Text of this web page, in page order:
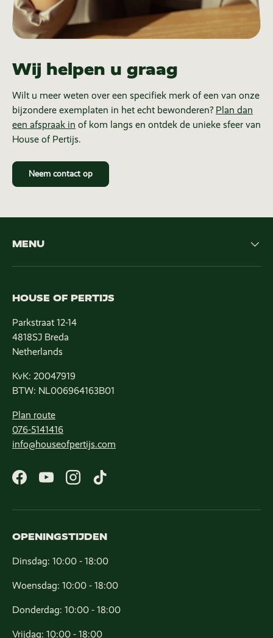
Wij helpen u graag
Wilt u meer weten over een specifiek merk of een van onze
bijzondere exemplaten in het echt bewonderen? Plan dan
een afspraak in of kom langs en ontdek de unieke sfeer van
House of Pertijs.
Neem contact op
MENU
HOUSE OF PERTIJS
Parkstraat 12-14
4818SJ Breda
Netherlands
KvK: 20047919
BTW: NL006964163B01
Plan route
076-5141416
info@houseofpertijs.com
Facebook
YouTubeInstagram
TikTok
OPENINGSTIJDEN
Dinsdag: 10:00 - 18:00
Woensdag: 10:00 - 18:00
Donderdag: 10:00 - 18:00
Vrijdag: 10:00 - 18:00